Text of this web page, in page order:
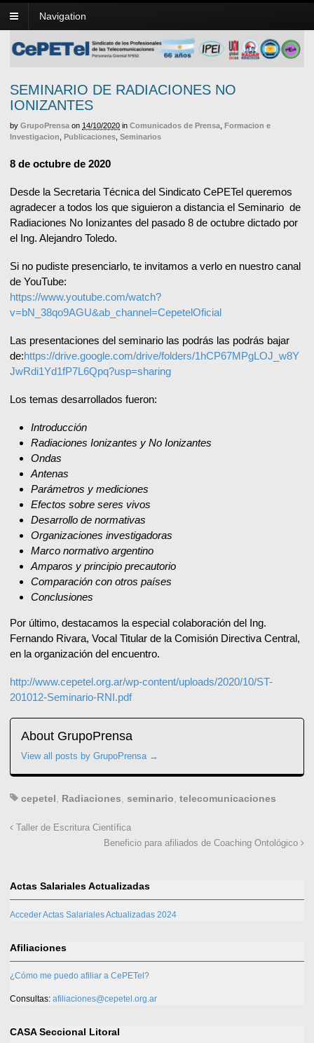
Navigation
SEMINARIO DE RADIACIONES NO
IONIZANTES
by GrupoPrensa on 14/10/2020 in Comunicados de Prensa
Formacion e
Investigacion
Publicaciones Seminarios
8 de octubre de 2020
Desde la Secretaria Técnica del Sindicato CePETel queremos
agradecer a todos los que siguieron a distancia el Seminario de
Radiaciones No Ionizantes del pasado 8 de octubre dictado por
el Ing. Alejandro Toledo.
Si no pudiste presenciarlo, te invitamos a verlo en nuestro canal
de YouTube:
https://www.youtube.com/watch?
v=bN_38qo9AGU&ab_channel=CepetelOficial
Las presentaciones del seminario las podrás las podrás bajar
de:https://drive.google.com/drive/folders/1hCP67MPgLOJ_w8Y
JwRdi1Yd1fP7L6Qpq?usp=sharing
Los temas desarrollados fueron:
Introducción
Radiaciones Ionizantes y No Ionizantes
Ondas
Antenas
Parámetros y mediciones
Efectos sobre seres vivos
Desarrollo de normativas
Organizaciones investigadoras
Marco normativo argentino
Amparos y principio precautorio
Comparación con otros países
Conclusiones
Por último, destacamos la especial colaboración del Ing.
Fernando Rivara, Vocal Titular de la Comisión Directiva Central,
en la organización del encuentro.
http://www.cepetel.org.ar/wp-content/uploads/2020/10/ST-
201012-Seminario-RNI.pdf
About GrupoPrensa
View all posts by GrupoPrensa →
cepetel, Radiaciones, seminario, telecomunicaciones
Taller de Escritura Científica
Beneficio para afiliados de Coaching Ontológico
Actas Salariales Actualizadas
Acceder Actas Salariales Actualizadas 2024
Afiliaciones
¿Cómo me puedo afiliar a CePETel?
Consultas: afiliaciones@cepetel.org.ar
CASA Seccional Litoral